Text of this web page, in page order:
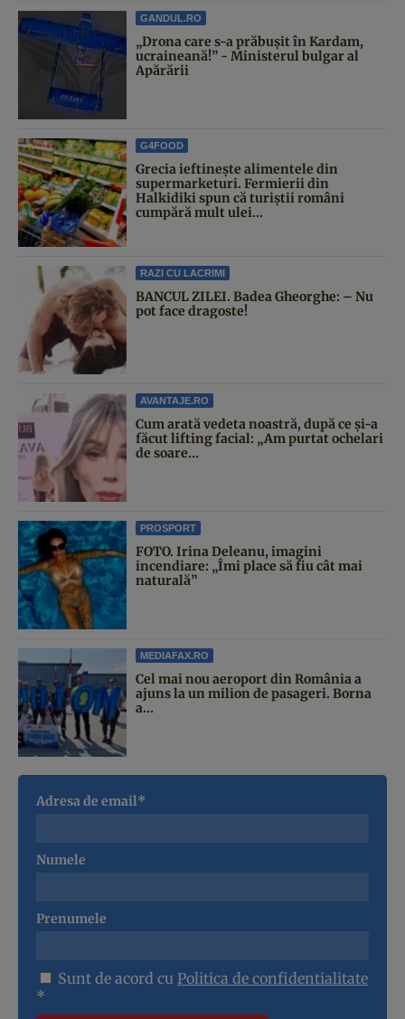
GANDUL.RO
„Drona care s-a prăbușit în Kardam,
ucraineană!” - Ministerul bulgar al
Apărării
G4FOOD
Grecia ieftinește alimentele din
supermarketuri. Fermierii din
Halkidiki spun că turiștii români
cumpără mult ulei...
RAZI CU LACRIMI
BANCUL ZILEI. Badea Gheorghe: – Nu
pot face dragoste!
AVANTAJE.RO
Cum arată vedeta noastră, după ce și-a
făcut lifting facial: „Am purtat ochelari
de soare...
PROSPORT
FOTO. Irina Deleanu, imagini
incendiare: „Îmi place să fiu cât mai
naturală”
MEDIAFAX.RO
Cel mai nou aeroport din România a
ajuns la un milion de pasageri. Borna
a...
Adresa de email*
Numele
Prenumele
Sunt de acord cu Politica de confidentialitate
*